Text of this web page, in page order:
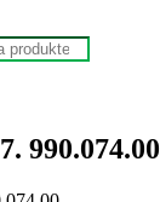
990.074.00